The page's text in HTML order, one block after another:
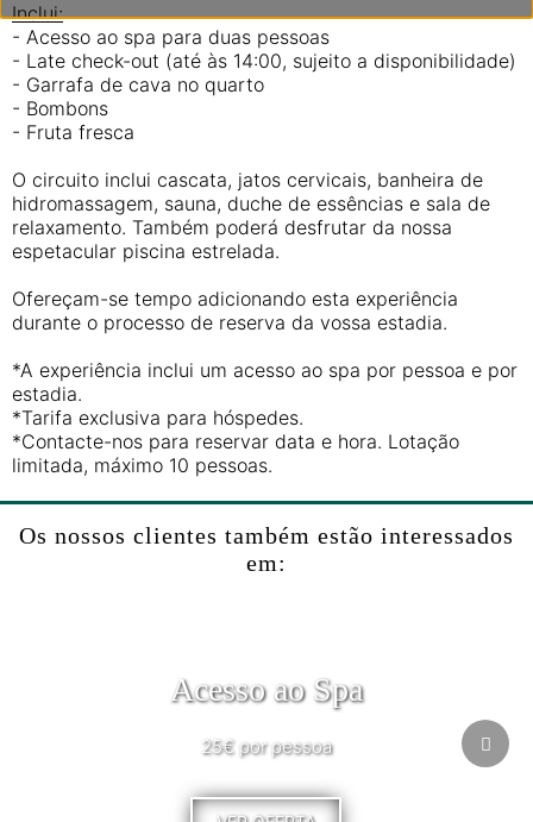
Inclui:
- Acesso ao spa para duas pessoas
- Late check-out (até às 14:00, sujeito a disponibilidade)
- Garrafa de cava no quarto
- Bombons
- Fruta fresca
O circuito inclui cascata, jatos cervicais, banheira de
hidromassagem, sauna, duche de essências e sala de
relaxamento. Também poderá desfrutar da nossa
espetacular piscina estrelada.
Ofereçam-se tempo adicionando esta experiência
durante o processo de reserva da vossa estadia.
*A experiência inclui um acesso ao spa por pessoa e por
estadia.
*Tarifa exclusiva para hóspedes.
*Contacte-nos para reservar data e hora. Lotação
limitada, máximo 10 pessoas.
Os nossos clientes também estão interessados
em:
Acesso ao Spa
25€ por pessoa